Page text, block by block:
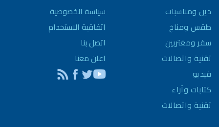
دين ومناسبات
طقس ومناخ
سفر ومغتربين
تقنية واتصالات
فيديو
كتابات وآراء
تقنية واتصالات
سياسة الخصوصية
اتفاقية الاستخدام
اتصل بنا
اعلن معنا